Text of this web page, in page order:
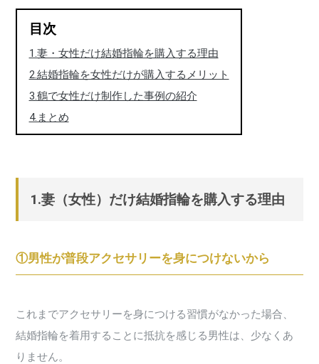
目次
1.妻・女性だけ結婚指輪を購入する理由
2.結婚指輪を女性だけが購入するメリット
3.鶴で女性だけ制作した事例の紹介
4.まとめ
1.妻（女性）だけ結婚指輪を購入する理由
①男性が普段アクセサリーを身につけないから
これまでアクセサリーを身につける習慣がなかった場合、
結婚指輪を着用することに抵抗を感じる男性は、少なくあ
りません。